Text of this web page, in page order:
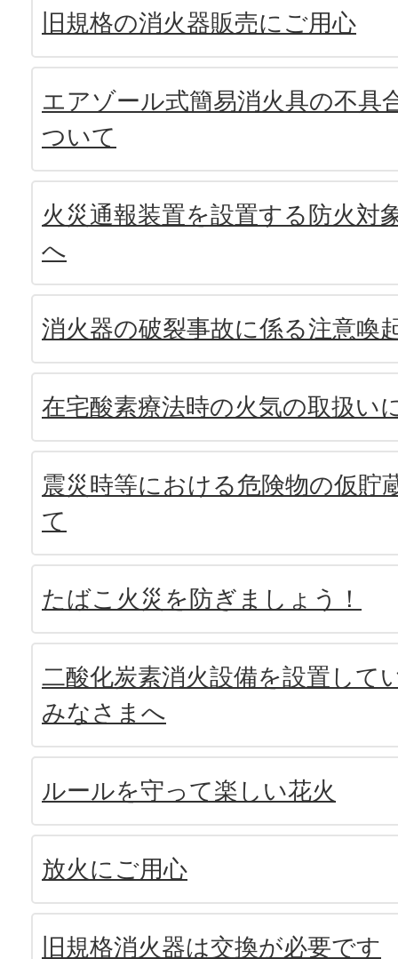
旧規格の消火器販売にご用心
エアゾール式簡易消火具の不具
ついて
火災通報装置を設置する防火対
へ
消火器の破裂事故に係る注意喚
在宅酸素療法時の火気の取扱い
震災時等における危険物の仮貯
て
たばこ火災を防ぎましょう！
二酸化炭素消火設備を設置して
みなさまへ
ルールを守って楽しい花火
放火にご用心
旧規格消火器は交換が必要です